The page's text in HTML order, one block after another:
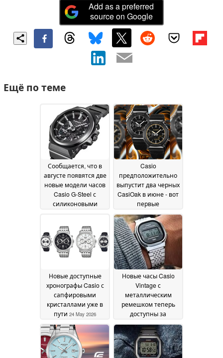
Add as a preferred
source on Google
Ещё по теме
Сообщается, что в
августе появятся две
новые модели часов
Casio G-Steel с
силиконовыми
Casio
предположительно
выпустит два черных
CasiOak в июне - вот
первые
просочившиеся
изображения25 May
2026
Новые доступные
хронографы Casio с
сапфировыми
кристаллами уже в
пути 24 May 2026
Новые часы Casio
Vintage с
металлическим
ремешком теперь
доступны за
пределами Японии
23 May 2026